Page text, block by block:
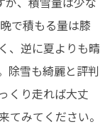
で積もる量は膝
、逆に夏よりも晴
除雪も綺麗と評判
くり走れば大丈
てみてください。